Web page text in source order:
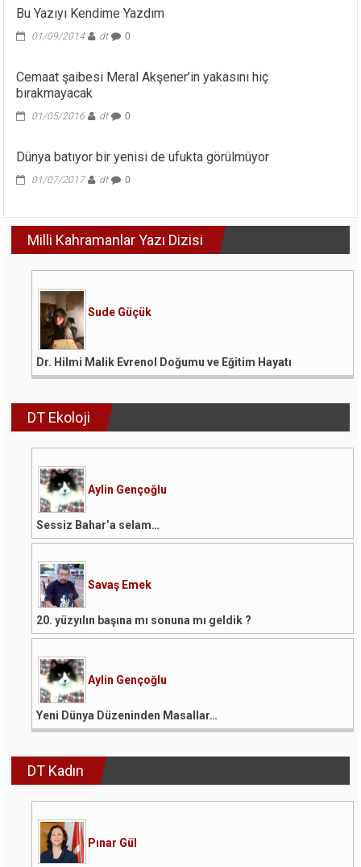
Bu Yazıyı Kendime Yazdım
01/09/2014 dt 0
Cemaat şaibesi Meral Akşener’in yakasını hiç
bırakmayacak
01/05/2016 dt 0
Dünya batıyor bir yenisi de ufukta görülmüyor
01/07/2017 dt 0
Milli Kahramanlar Yazı Dizisi
Sude Güçük
Dr. Hilmi Malik Evrenol Doğumu ve Eğitim Hayatı
DT Ekoloji
Aylin Gençoğlu
Sessiz Bahar’a selam…
Savaş Emek
20. yüzyılın başına mı sonuna mı geldik ?
Aylin Gençoğlu
Yeni Dünya Düzeninden Masallar…
DT Kadın
Pınar Gül